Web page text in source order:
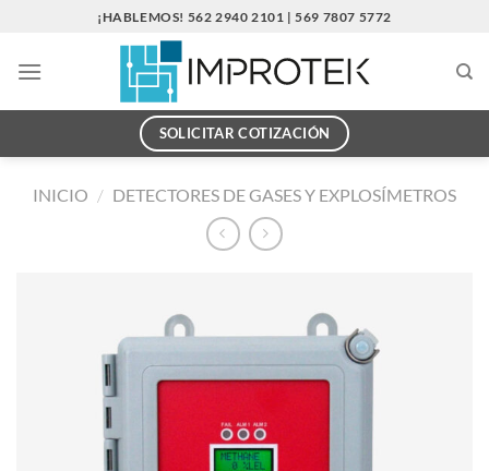
contenido
¡HABLEMOS! 562 2940 2101 | 569 7807 5772
SOLICITAR COTIZACIÓN
INICIO / DETECTORES DE GASES Y EXPLOSÍMETROS